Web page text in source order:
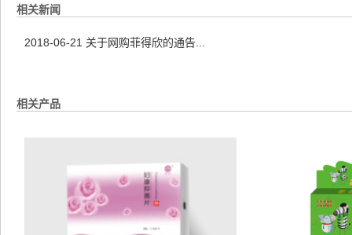
相关新闻
2018-06-21 关于网购菲得欣的通告...
相关产品